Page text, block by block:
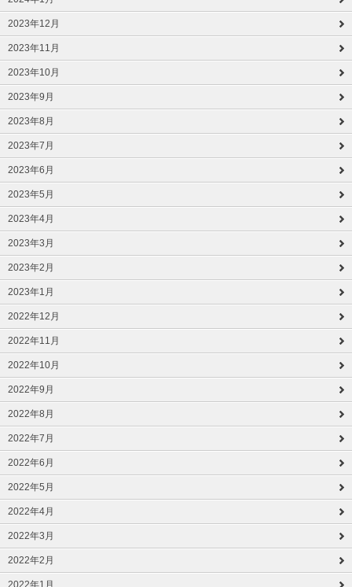
2023年12月
2023年11月
2023年10月
2023年9月
2023年8月
2023年7月
2023年6月
2023年5月
2023年4月
2023年3月
2023年2月
2023年1月
2022年12月
2022年11月
2022年10月
2022年9月
2022年8月
2022年7月
2022年6月
2022年5月
2022年4月
2022年3月
2022年2月
2022年1月